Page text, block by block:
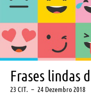
Frases lindas
23 CIT. – 24 Dezembro 2018